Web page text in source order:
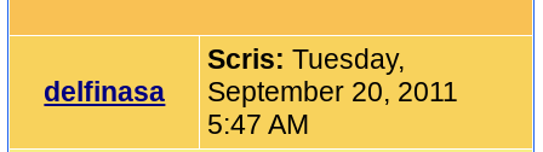
delfinasa
Scris:Tuesday,
September 20, 2011
5:47 AM